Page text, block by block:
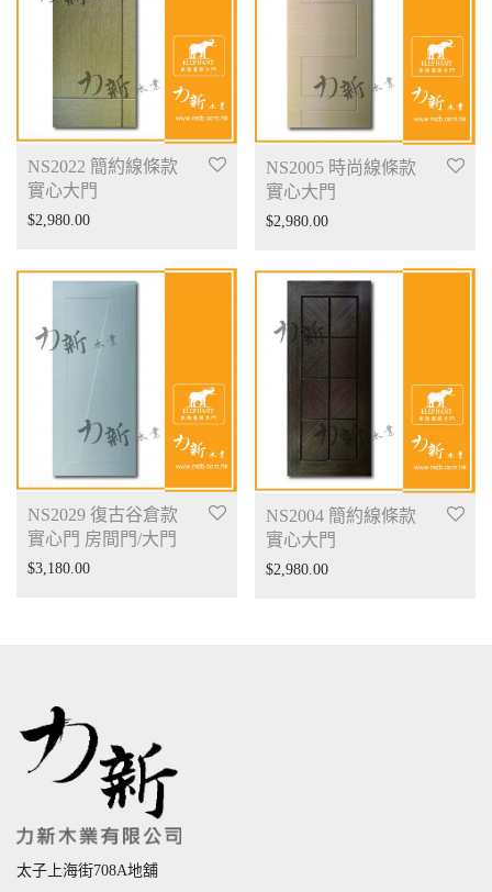
NS2022 簡約線條款
實心大門
$2,980.00
NS2005 時尚線條款
實心大門
$2,980.00
NS2029 復古谷倉款
實心門 房間門/大門
$3,180.00
NS2004 簡約線條款
實心大門
$2,980.00
太子上海街708A地舖